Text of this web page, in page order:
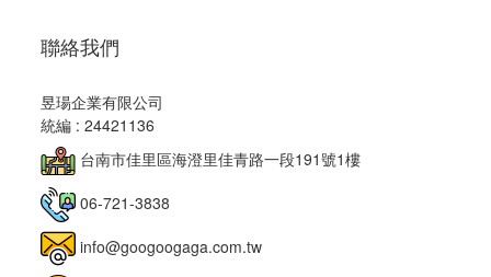
聯絡我們
昱瑒企業有限公司
統編 : 24421136
台南市佳里區海澄里佳青路一段191號1樓
06-721-3838
info@googoogaga.com.tw